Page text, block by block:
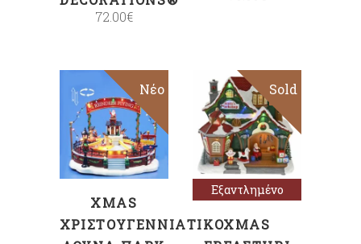
72.00€
Sale
Νέο
ΠΡΟΣΘΉΚΗ
ΣΤΟ ΚΑΛΆΘΙ
XMAS
ΧΡΙΣΤΟΥΓΕΝΝΙΑΤΙΚΌ
Εξαντλημένο
Sold
Διαβάστε
περισσότερα
XMAS